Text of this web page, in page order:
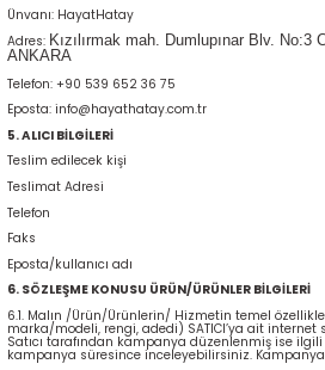
Ünvanı: HayatHatay
Adres: Kızılırmak mah. Dumlupınar Blv. No:3
ANKARA
Telefon: +90 539 652 36 75
Eposta: info@hayathatay.com.tr
5. ALICI BİLGİLERİ
Teslim edilecek kişi
Teslimat Adresi
Telefon
Faks
Eposta/kullanıcı adı
6. SÖZLEŞME KONUSU ÜRÜN/ÜRÜNLER BİLGİLERİ
6.1. Malın /Ürün/Ürünlerin/ Hizmetin temel
marka/modeli, rengi, adedi) SATICI’ya ait internet
Satıcı tarafından kampanya düzenlenmiş ise
kampanya süresince inceleyebilirsiniz.